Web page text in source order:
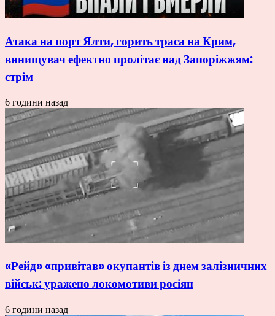
Атака на порт Ялти, горить траса на Крим,
винищувач ефектно пролітає над Запоріжжям:
стрім
6 години назад
«Рейд» «привітав» окупантів із днем залізничних
військ: уражено локомотиви росіян
6 години назад